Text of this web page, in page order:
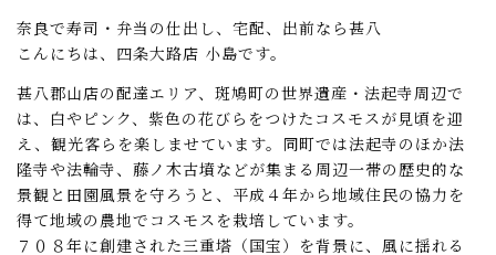
奈良で寿司・弁当の仕出し、宅配、出前なら甚八
こんにちは、四条大路店 小島です。
甚八郡山店の配達エリア、斑鳩町の世界遺産・法起寺周辺で
は、白やピンク、紫色の花びらをつけたコスモスが見頃を迎
え、観光客らを楽しませています。同町では法起寺のほか法
隆寺や法輪寺、藤ノ木古墳などが集まる周辺一帯の歴史的な
景観と田園風景を守ろうと、平成４年から地域住民の協力を
得て地域の農地でコスモスを栽培しています。
７０８年に創建された三重塔（国宝）を背景に、風に揺れる